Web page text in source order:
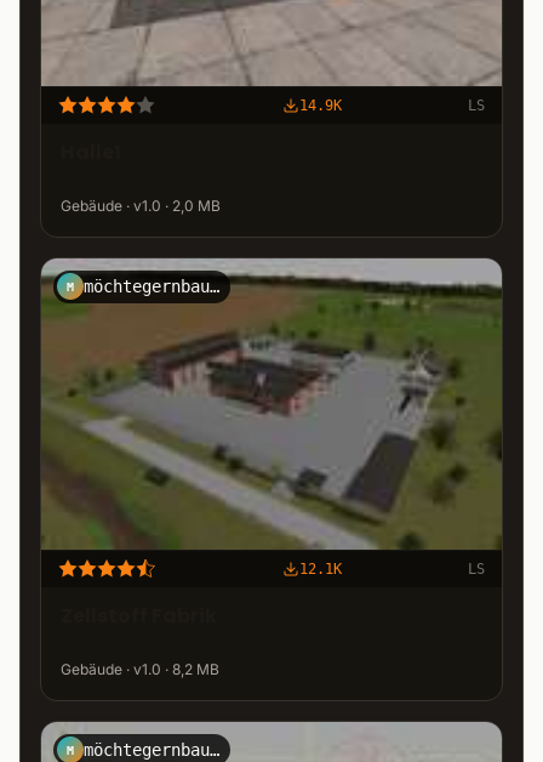
14.9K LS
Gebäude · v1.0 · 2,0 MB
M möchtegernbauer
12.1K LS
Gebäude · v1.0 · 8,2 MB
M möchtegernbauer